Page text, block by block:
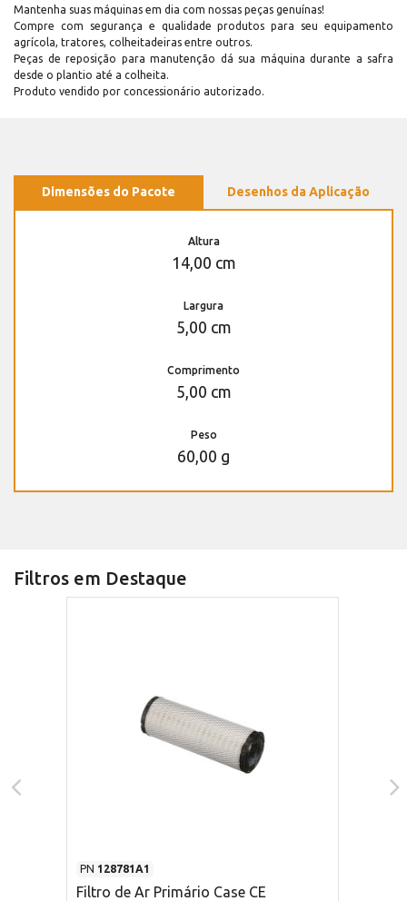
Mantenha suas máquinas em dia com nossas peças genuínas!
Compre com segurança e qualidade produtos para seu equipamento
agrícola, tratores, colheitadeiras entre outros.
Peças de reposição para manutenção dá sua máquina durante a safra
desde o plantio até a colheita.
Produto vendido por concessionário autorizado.
Dimensões do Pacote Desenhos da Aplicação
Altura
14,00 cm
Largura
5,00 cm
Comprimento
5,00 cm
Peso
60,00 g
Filtros em Destaque
PN 128781A1
Filtro de Ar Primário Case CE